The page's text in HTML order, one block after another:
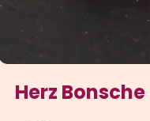
Herz Bonsche